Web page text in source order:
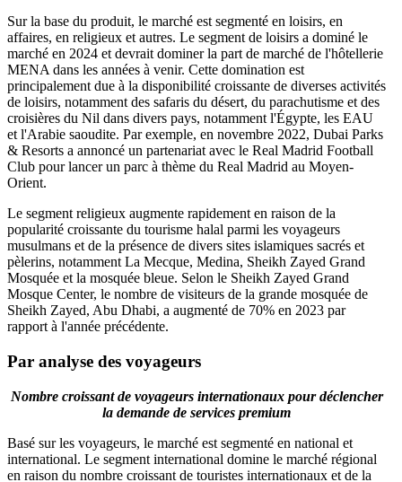
Sur la base du produit, le marché est segmenté en loisirs, en
affaires, en religieux et autres. Le segment de loisirs a dominé le
marché en 2024 et devrait dominer la part de marché de l'hôtellerie
MENA dans les années à venir. Cette domination est
principalement due à la disponibilité croissante de diverses activités
de loisirs, notamment des safaris du désert, du parachutisme et des
croisières du Nil dans divers pays, notamment l'Égypte, les EAU
et l'Arabie saoudite. Par exemple, en novembre 2022, Dubai Parks
& Resorts a annoncé un partenariat avec le Real Madrid Football
Club pour lancer un parc à thème du Real Madrid au Moyen-
Orient.
Le segment religieux augmente rapidement en raison de la
popularité croissante du tourisme halal parmi les voyageurs
musulmans et de la présence de divers sites islamiques sacrés et
pèlerins, notamment La Mecque, Medina, Sheikh Zayed Grand
Mosquée et la mosquée bleue. Selon le Sheikh Zayed Grand
Mosque Center, le nombre de visiteurs de la grande mosquée de
Sheikh Zayed, Abu Dhabi, a augmenté de 70% en 2023 par
rapport à l'année précédente.
Par analyse des voyageurs
Nombre croissant de voyageurs internationaux pour déclencher
la demande de services premium
Basé sur les voyageurs, le marché est segmenté en national et
international. Le segment international domine le marché régional
en raison du nombre croissant de touristes internationaux et de la